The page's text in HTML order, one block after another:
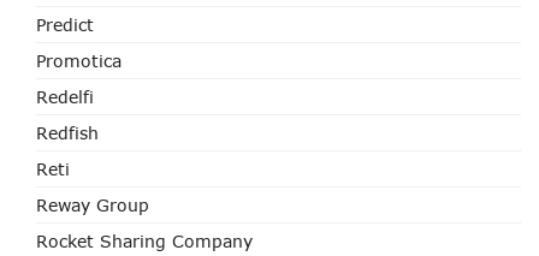
Predict
Promotica
Redelfi
Redfish
Reti
Reway Group
Rocket Sharing Company